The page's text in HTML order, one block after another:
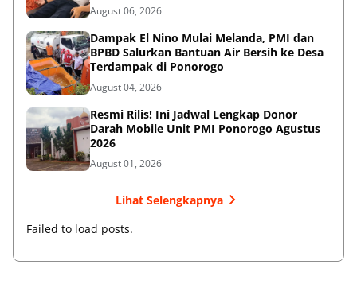
ke-81
August 06, 2026
Dampak El Nino Mulai Melanda, PMI dan
BPBD Salurkan Bantuan Air Bersih ke Desa
Terdampak di Ponorogo
August 04, 2026
Resmi Rilis! Ini Jadwal Lengkap Donor
Darah Mobile Unit PMI Ponorogo Agustus
2026
August 01, 2026
Lihat Selengkapnya
Failed to load posts.